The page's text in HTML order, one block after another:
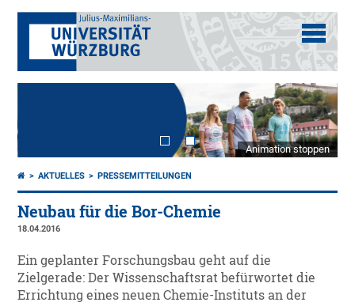
Animation stoppen
AKTUELLES PRESSEMITTEILUNGEN
Neubau für die Bor-Chemie
18.04.2016
Ein geplanter Forschungsbau geht auf die
Zielgerade: Der Wissenschaftsrat befürwortet die
Errichtung eines neuen Chemie-Instituts an der